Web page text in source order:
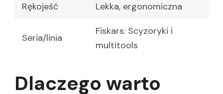
Rękojeść Lekka, ergonomiczna
Seria/linia
Fiskars: Scyzoryki i
multitools
Dlaczego warto